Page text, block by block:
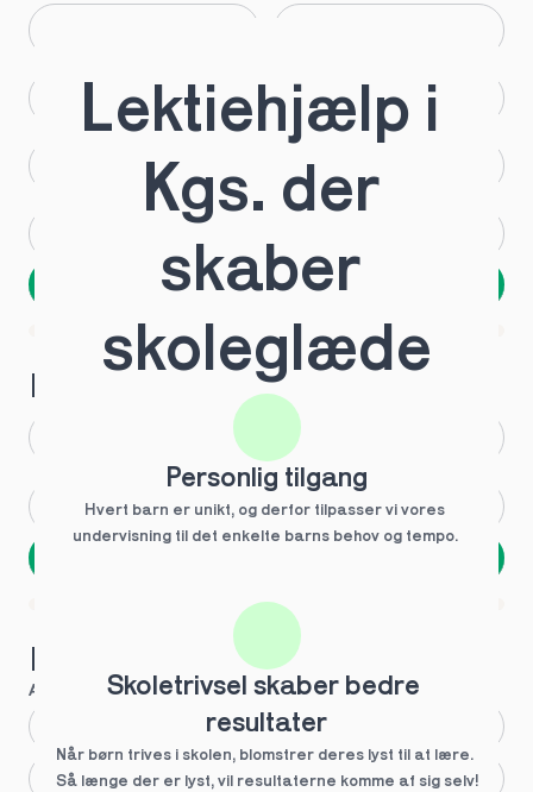
HTX HF
IB
Næste
1 ud af 9 for at finde den rette tutor
Hvilken årgang?
2.g Andet
1 ud af 9 for at finde den rette tutor
Hvilke behov?
Anbefalet til dig
Større skoleglæde
Lektiehjælp i
Kgs. der
skaber
skoleglæde
Personlig tilgang
Hvert barn er unikt, og derfor tilpasser vi vores
undervisning til det enkelte barns behov og tempo.
Skoletrivsel skaber bedre
resultater
Når børn trives i skolen, blomstrer deres lyst til at lære.
Så længe der er lyst, vil resultaterne komme af sig selv!